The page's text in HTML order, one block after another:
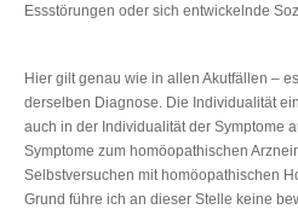
Essstörungen oder sich entwickelnde
Hier gilt genau wie in allen Akutfällen –
derselben Diagnose. Die Individualität
auch in der Individualität der Symptome
Symptome zum homöopathischen
Selbstversuchen mit homöopathischen
Grund führe ich an dieser Stelle keine